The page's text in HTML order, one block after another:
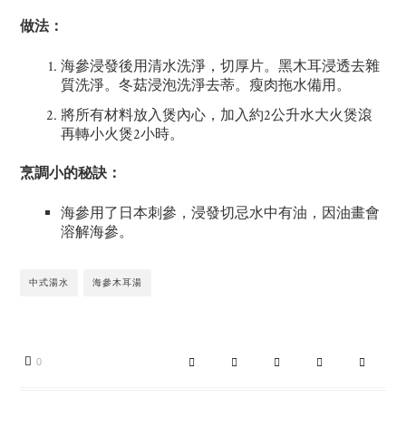
做法：
海參浸發後用清水洗淨，切厚片。黑木耳浸透去雜
質洗淨。冬菇浸泡洗淨去蒂。瘦肉拖水備用。
將所有材料放入煲內心，加入約2公升水大火煲滾
再轉小火煲2小時。
烹調小的秘訣：
海參用了日本刺參，浸發切忌水中有油，因油畫會
溶解海參。
中式湯水 海參木耳湯
0